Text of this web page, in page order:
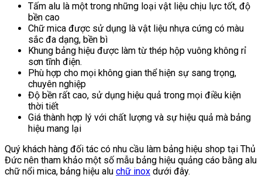
Tấm alu là một trong những loại vật liệu chịu lực tốt, độ
bền cao
Chữ mica được sử dụng là vật liệu nhựa cứng có màu
sắc đa dạng, bền bì
Khung bảng hiệu được làm từ thép hộp vuông không rỉ
sơn tĩnh điện.
Phù hợp cho mọi không gian thể hiện sự sang trọng,
chuyên nghiệp
Độ bền rất cao, sử dụng hiệu quả trong mọi điều kiện
thời tiết
Giá thành hợp lý với chất lượng và sự hiệu quả mà bảng
hiệu mang lại
Quý khách hàng đối tác có nhu cầu làm bảng hiệu shop tại Thủ
Đức nên tham khảo một số mẫu bảng hiệu quảng cáo bằng alu
chữ nổi mica, bảng hiệu alu chữ inox dưới đây.